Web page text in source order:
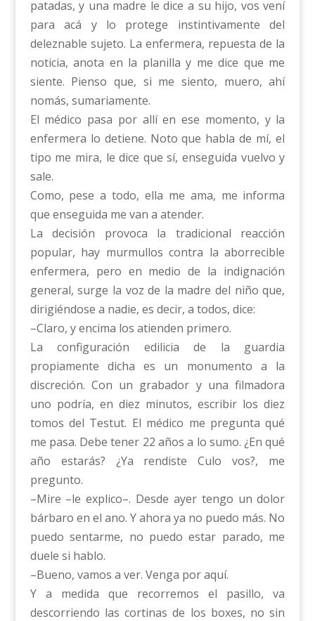
patadas, y una madre le dice a su hijo, vos vení
para acá y lo protege instintivamente del
deleznable sujeto. La enfermera, repuesta de la
noticia, anota en la planilla y me dice que me
siente. Pienso que, si me siento, muero, ahí
nomás, sumariamente.
El médico pasa por allí en ese momento, y la
enfermera lo detiene. Noto que habla de mí, el
tipo me mira, le dice que sí, enseguida vuelvo y
sale.
Como, pese a todo, ella me ama, me informa
que enseguida me van a atender.
La decisión provoca la tradicional reacción
popular, hay murmullos contra la aborrecible
enfermera, pero en medio de la indignación
general, surge la voz de la madre del niño que,
dirigiéndose a nadie, es decir, a todos, dice:
–Claro, y encima los atienden primero.
La configuración edilicia de la guardia
propiamente dicha es un monumento a la
discreción. Con un grabador y una filmadora
uno podría, en diez minutos, escribir los diez
tomos del Testut. El médico me pregunta qué
me pasa. Debe tener 22 años a lo sumo. ¿En qué
año estarás? ¿Ya rendiste Culo vos?, me
pregunto.
–Mire –le explico–. Desde ayer tengo un dolor
bárbaro en el ano. Y ahora ya no puedo más. No
puedo sentarme, no puedo estar parado, me
duele si hablo.
–Bueno, vamos a ver. Venga por aquí.
Y a medida que recorremos el pasillo, va
descorriendo las cortinas de los boxes, no sin